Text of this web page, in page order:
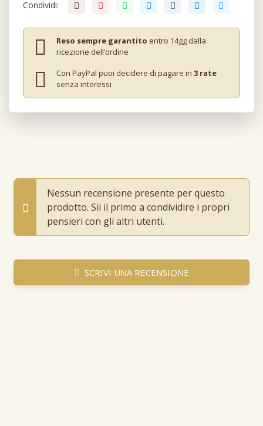
Condividi:
Reso sempre garantito entro 14gg dalla
ricezione dell’ordine
Con PayPal puoi decidere di pagare in 3 rate
senza interessi
Nessun recensione presente per questo
prodotto. Sii il primo a condividire i propri
pensieri con gli altri utenti.
SCRIVI UNA RECENSIONE